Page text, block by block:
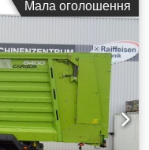
Мала оголошення